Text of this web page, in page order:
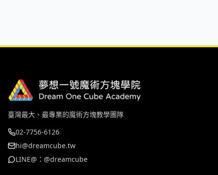
臺灣最大、最專業的魔術方塊教學團隊
02-7756-6126
hi@dreamcube.tw
LINE@：@dreamcube